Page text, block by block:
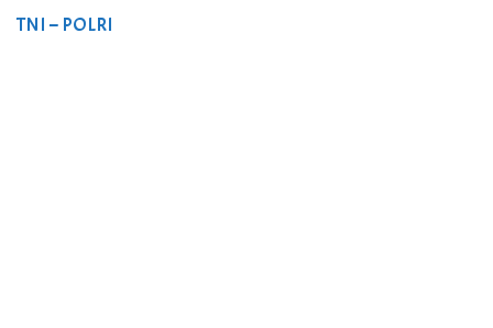
TNI – POLRI